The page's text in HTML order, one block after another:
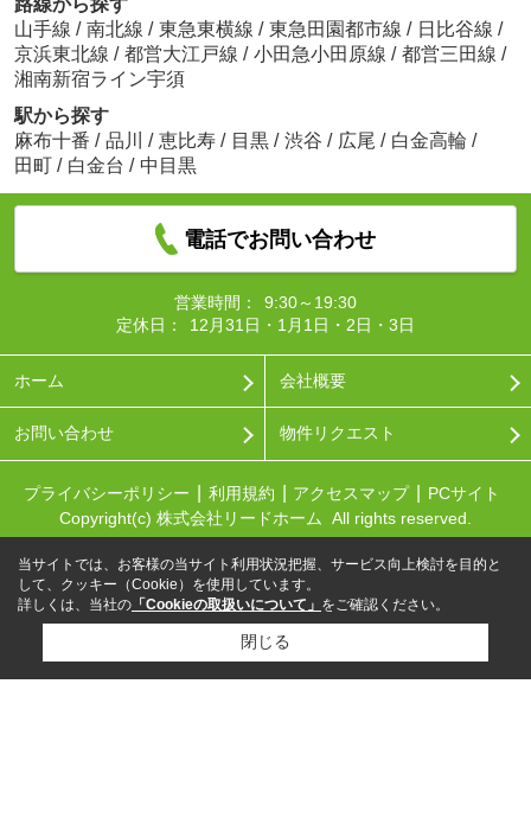
山手線 / 南北線 / 東急東横線 / 東急田園都市線 / 日比谷線 /
京浜東北線 / 都営大江戸線 / 小田急小田原線 / 都営三田線 /
湘南新宿ライン宇須
駅から探す
麻布十番 / 品川 / 恵比寿 / 目黒 / 渋谷 / 広尾 / 白金高輪 /
田町 / 白金台 / 中目黒
電話でお問い合わせ
営業時間：
9:30～19:30
定休日：
12月31日・1月1日・2日・3日
ホーム 会社概要
お問い合わせ 物件リクエスト
プライバシーポリシー 利用規約 アクセスマップ
PCサイト
Copyright(c) 株式会社リードホーム All rights reserved.
当サイトでは、お客様の当サイト利用状況把握、サービス向上検討を目的と
して、クッキー（Cookie）を使用しています。
詳しくは、当社の 「Cookieの取扱いについて」 をご確認ください。
閉じる